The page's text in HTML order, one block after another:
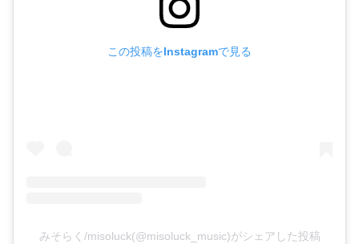
この投稿をInstagramで見る
みそらく/misoluck(@misoluck_music)がシェアした投稿